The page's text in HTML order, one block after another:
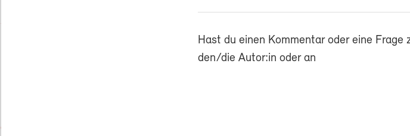
Hast du einen Kommentar oder eine
den/die Autor:in oder an